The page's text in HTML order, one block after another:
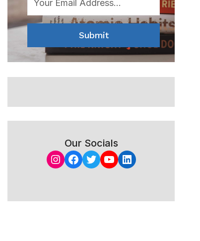
Submit
Our Socials
Instagram
Facebook
Twitter
YouTube
LinkedIn